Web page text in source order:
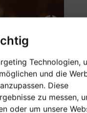
Technologien,
und die
Diese
zu messen,
oder um unsere